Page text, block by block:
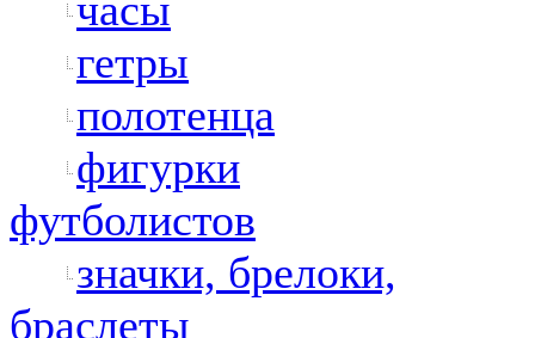
гетры
полотенца
фигурки
футболистов
значки, брелоки,
браслеты